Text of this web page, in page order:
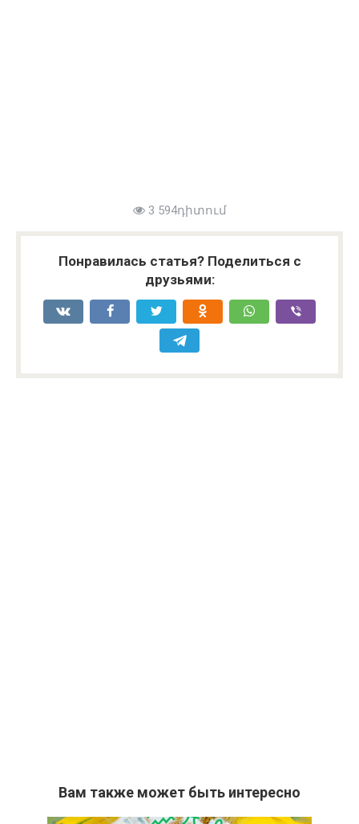
3 594դիտում
Понравилась статья? Поделиться с
друзьями:
Вам также может быть интересно